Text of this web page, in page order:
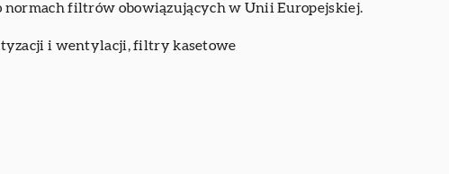
normach filtrów obowiązujących w Unii Europejskiej.
i wentylacji, filtry kasetowe